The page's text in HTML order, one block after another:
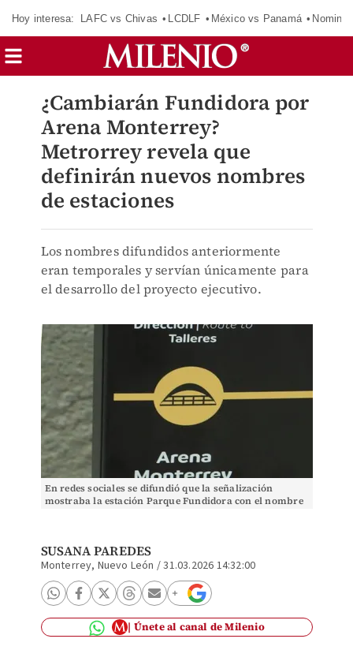
Hoy interesa: LAFC vs Chivas LCDLF México vs Panamá
¿Cambiarán Fundidora por
Arena Monterrey?
Metrorrey revela que
definirán nuevos nombres
de estaciones
Los nombres difundidos anteriormente
eran temporales y servían únicamente para
el desarrollo del proyecto ejecutivo.
En redes sociales se difundió que la señalización
mostraba la estación Parque Fundidora con el nombre
SUSANA PAREDES
Monterrey, Nuevo León /31.03.2026 14:32:00
Únete al canal de Milenio